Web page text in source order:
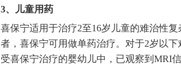
3、儿童用药
喜保宁适用于治疗2至16岁儿童的难治性
者，喜保宁可用做单药治疗。对于2岁以
受喜保宁治疗的婴幼儿中，已观察到MRI